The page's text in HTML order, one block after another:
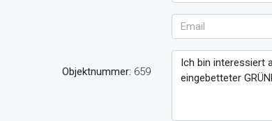
Objektnummer: 659